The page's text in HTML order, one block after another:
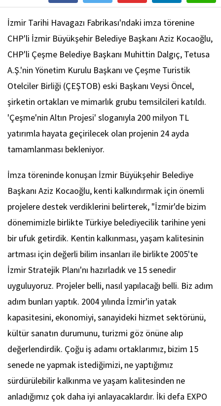
İzmir Tarihi Havagazı Fabrikası'ndaki imza törenine
CHP'li İzmir Büyükşehir Belediye Başkanı Aziz Kocaoğlu,
CHP'li Çeşme Belediye Başkanı Muhittin Dalgıç, Tetusa
A.Ş.'nin Yönetim Kurulu Başkanı ve Çeşme Turistik
Otelciler Birliği (ÇEŞTOB) eski Başkanı Veysi Öncel,
şirketin ortakları ve mimarlık grubu temsilcileri katıldı.
'Çeşme'nin Altın Projesi' sloganıyla 200 milyon TL
yatırımla hayata geçirilecek olan projenin 24 ayda
tamamlanması bekleniyor.
İmza töreninde konuşan İzmir Büyükşehir Belediye
Başkanı Aziz Kocaoğlu, kenti kalkındırmak için önemli
projelere destek verdiklerini belirterek, "İzmir'de bizim
dönemimizle birlikte Türkiye belediyecilik tarihine yeni
bir ufuk getirdik. Kentin kalkınması, yaşam kalitesinin
artması için değerli bilim insanları ile birlikte 2005'te
İzmir Stratejik Planı'nı hazırladık ve 15 senedir
uyguluyoruz. Projeler belli, nasıl yapılacağı belli. Biz adım
adım bunları yaptık. 2004 yılında İzmir'in yatak
kapasitesini, ekonomiyi, sanayideki hizmet sektörünü,
kültür sanatın durumunu, turizmi göz önüne alıp
değerlendirdik. Çoğu iş adamı ortaklarımız, bizim 15
senede ne yapmak istediğimizi, ne yaptığımız
sürdürülebilir kalkınma ve yaşam kalitesinden ne
anladığımız çok daha iyi anlayacaklardır. İki defa EXPO